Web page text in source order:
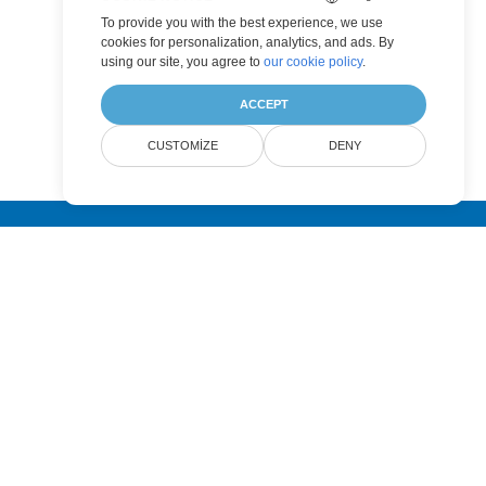
To provide you with the best experience, we use
cookies for personalization, analytics, and ads. By
using our site, you agree to our cookie policy.
ACCEPT
CUSTOMIZE DENY